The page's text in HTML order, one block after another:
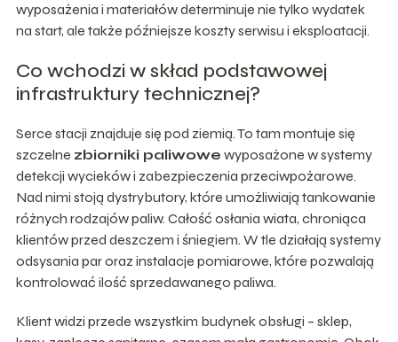
wyposażenia i materiałów determinuje nie tylko wydatek
na start, ale także późniejsze koszty serwisu i eksploatacji.
Co wchodzi w skład podstawowej
infrastruktury technicznej?
Serce stacji znajduje się pod ziemią. To tam montuje się
szczelne zbiorniki paliwowe wyposażone w systemy
detekcji wycieków i zabezpieczenia przeciwpożarowe.
Nad nimi stoją dystrybutory, które umożliwiają tankowanie
różnych rodzajów paliw. Całość osłania wiata, chroniąca
klientów przed deszczem i śniegiem. W tle działają systemy
odsysania par oraz instalacje pomiarowe, które pozwalają
kontrolować ilość sprzedawanego paliwa.
Klient widzi przede wszystkim budynek obsługi – sklep,